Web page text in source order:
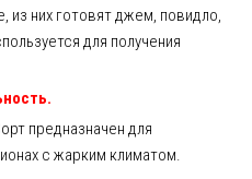
из них готовят джем, повидло,
для получения
предназначен для
с жарким климатом.